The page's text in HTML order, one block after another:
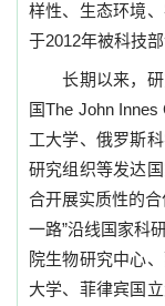
样性、生态环境
于2012年被科技部
长期以来，
国The John Innes
工大学、俄罗斯
研究组织等发达
合开展实质性的
一路”沿线国家科
院生物研究中心
大学、菲律宾国